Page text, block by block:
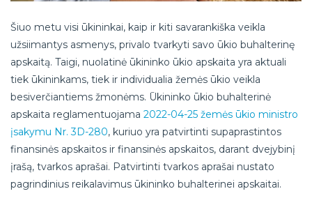
Šiuo metu visi ūkininkai, kaip ir kiti savarankiška veikla
užsiimantys asmenys, privalo tvarkyti savo ūkio buhalterinę
apskaitą. Taigi, nuolatinė ūkininko ūkio apskaita yra aktuali
tiek ūkininkams, tiek ir individualia žemės ūkio veikla
besiverčiantiems žmonėms. Ūkininko ūkio buhalterinė
apskaita reglamentuojama 2022-04-25 žemės ūkio ministro
įsakymu Nr. 3D-280, kuriuo yra patvirtinti supaprastintos
finansinės apskaitos ir finansinės apskaitos, darant dvejybinį
įrašą, tvarkos aprašai. Patvirtinti tvarkos aprašai nustato
pagrindinius reikalavimus ūkininko buhalterinei apskaitai.